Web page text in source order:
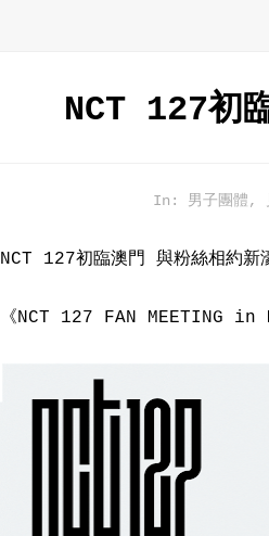
NCT 127初
In: 男子團體,
NCT 127初臨澳門 與粉絲相約新
《NCT 127 FAN MEETING in